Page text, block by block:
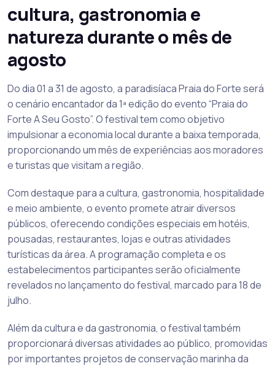
cultura, gastronomia e
natureza durante o mês de
agosto
Do dia 01 a 31 de agosto, a paradisíaca Praia do Forte será
o cenário encantador da 1ª edição do evento “Praia do
Forte A Seu Gosto”. O festival tem como objetivo
impulsionar a economia local durante a baixa temporada,
proporcionando um mês de experiências aos moradores
e turistas que visitam a região.
Com destaque para a cultura, gastronomia, hospitalidade
e meio ambiente, o evento promete atrair diversos
públicos, oferecendo condições especiais em hotéis,
pousadas, restaurantes, lojas e outras atividades
turísticas da área. A programação completa e os
estabelecimentos participantes serão oficialmente
revelados no lançamento do festival, marcado para 18 de
julho.
Além da cultura e da gastronomia, o festival também
proporcionará diversas atividades ao público, promovidas
por importantes projetos de conservação marinha da